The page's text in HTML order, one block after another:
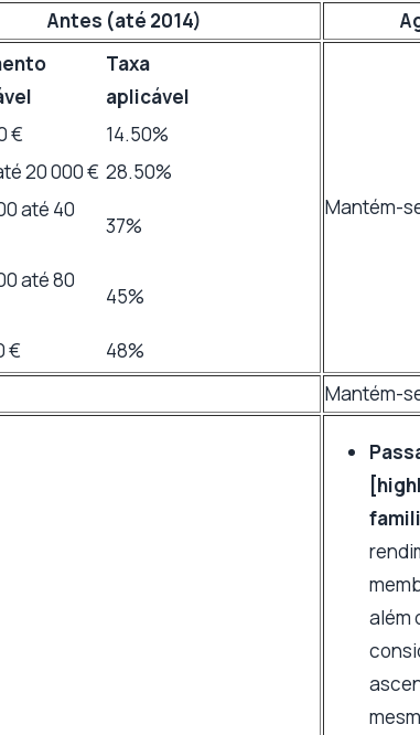
Antes (até 2014)
Taxa
aplicável
€
14.50%
20 000 € 28.50%
até 40
37%
até 80
45%
€ 48%
Mantém-
Mantém-
além